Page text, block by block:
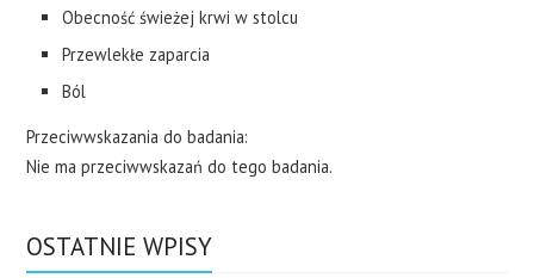
Obecność świeżej krwi w stolcu
Przewlekłe zaparcia
Ból
Przeciwwskazania do badania:
Nie ma przeciwwskazań do tego badania.
OSTATNIE WPISY